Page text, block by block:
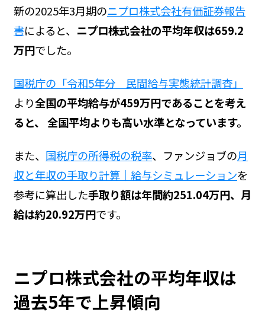
新の2025年3月期のニプロ株式会社有価証券報告
書によると、 ニプロ株式会社の平均年収は659.2
万円でした。
国税庁の「令和5年分 民間給与実態統計調査」
より全国の平均給与が459万円であることを考え
ると、 全国平均よりも高い水準となっています。
また、 国税庁の所得税の税率、ファンジョブの月
収と年収の手取り計算｜給与シミュレーションを
参考に算出した手取り額は年間約251.04万円、月
給は約20.92万円です。
ニプロ株式会社の平均年収は
過去5年で上昇傾向